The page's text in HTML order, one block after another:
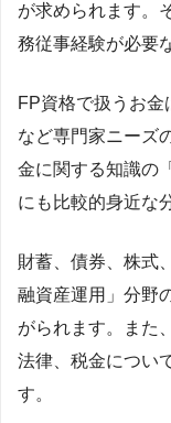
が求められます。
務従事経験が必要
FP資格で扱うお
など専門家ニーズ
金に関する知識の
にも比較的身近な
財蓄、債券、株式
融資産運用」分野
がられます。また
法律、税金につい
す。